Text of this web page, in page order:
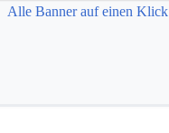
Alle Banner auf einen Klick